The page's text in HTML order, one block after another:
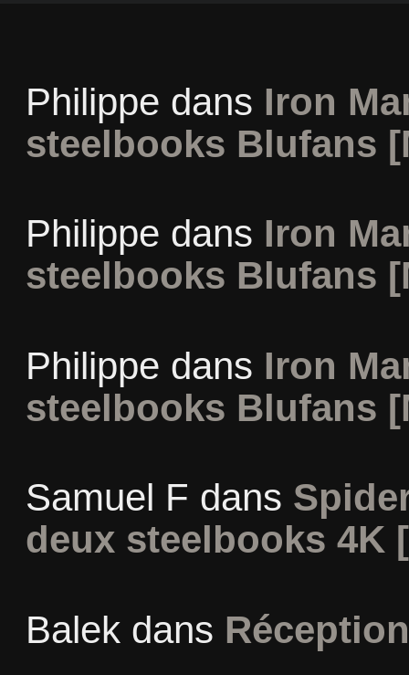
Philippe dans Iron
steelbooks Blufans
Philippe dans Iron
steelbooks Blufans
Philippe dans Iron
steelbooks Blufans
Samuel F dans
deux steelbooks 4K
Balekdans